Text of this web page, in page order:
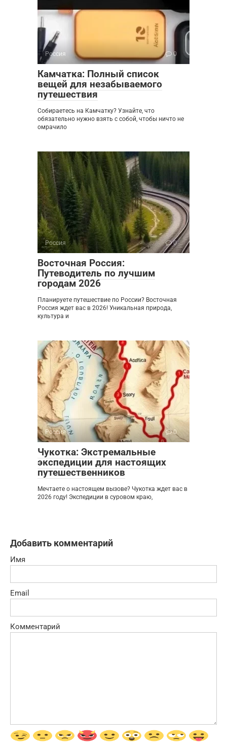
Россия 0
Камчатка: Полный список
вещей для незабываемого
путешествия
Собираетесь на Камчатку? Узнайте, что
обязательно нужно взять с собой, чтобы ничто не
омрачило
Россия 0
Восточная Россия:
Путеводитель по лучшим
городам 2026
Планируете путешествие по России? Восточная
Россия ждет вас в 2026! Уникальная природа,
культура и
Россия 0
Чукотка: Экстремальные
экспедиции для настоящих
путешественников
Мечтаете о настоящем вызове? Чукотка ждет вас в
2026 году! Экспедиции в суровом краю,
Добавить комментарий
Имя
Email
Комментарий